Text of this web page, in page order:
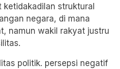
struktural
negara, di mana
namun wakil rakyat justru
politik. persepsi negatif